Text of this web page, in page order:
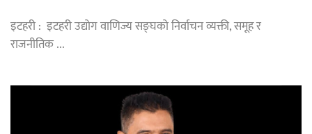
इटहरी : इटहरी उद्योग वाणिज्य सङ्घको निर्वाचन व्यक्ती, समूह र
राजनीतिक ...